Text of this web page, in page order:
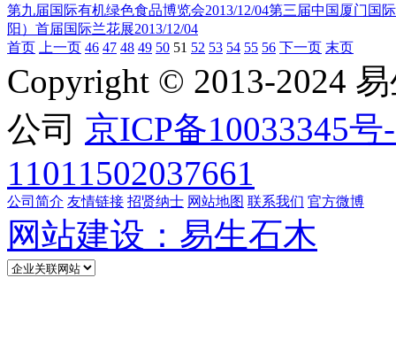
第九届国际有机绿色食品博览会2013/12/04第三届中国厦门国
阳）首届国际兰花展2013/12/04
首页
上一页 46 47 48 49 50 51 52 53 54 55 56 下一页 末页
Copyright © 2013-2024
公司 京ICP备10033345号
11011502037661
公司简介 友情链接 招贤纳士 网站地图 联系我们 官方微博
网站建设：易生石木